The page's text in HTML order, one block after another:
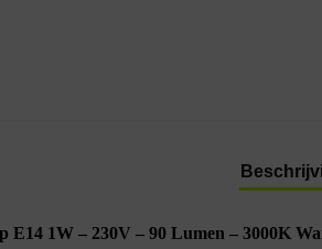
E14 1W – 230V – 90 Lumen – 3000K